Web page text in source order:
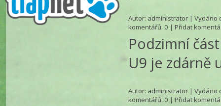
Autor: administrator| Vydáno
komentářů: 0 | Přidat
Podzimní
U9 je zdárně
Autor: administrator| Vydáno
komentářů: 0 | Přidat